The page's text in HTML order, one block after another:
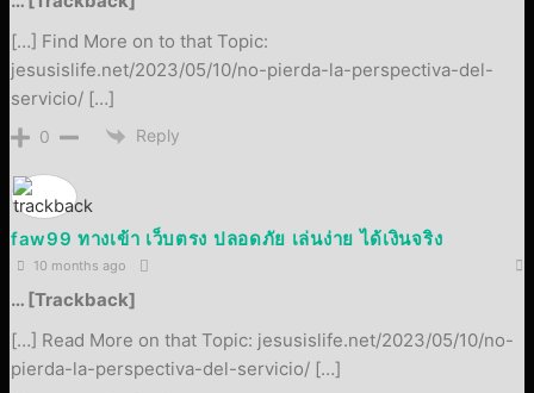
[…] Find More on to that Topic:
jesusislife.net/2023/05/10/no-pierda-la-perspectiva-del-
servicio/ […]
0 Reply
faw99 ทางเข้า เว็บตรง ปลอดภัย เล่นง่าย ได้เงินจริง
10 months ago
… [Trackback]
[…] Read More on that Topic: jesusislife.net/2023/05/10/no-
pierda-la-perspectiva-del-servicio/ […]